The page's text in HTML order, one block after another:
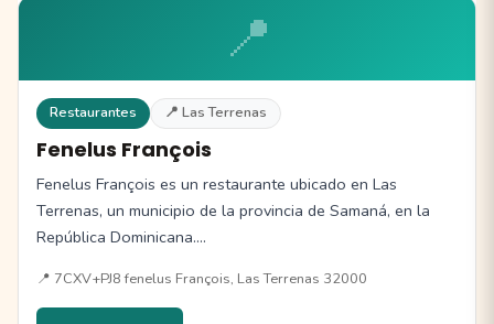
📍
Restaurantes 📍 Las Terrenas
Fenelus François
Fenelus François es un restaurante ubicado en Las
Terrenas, un municipio de la provincia de Samaná, en la
República Dominicana.…
📍 7CXV+PJ8 fenelus François, Las Terrenas 32000